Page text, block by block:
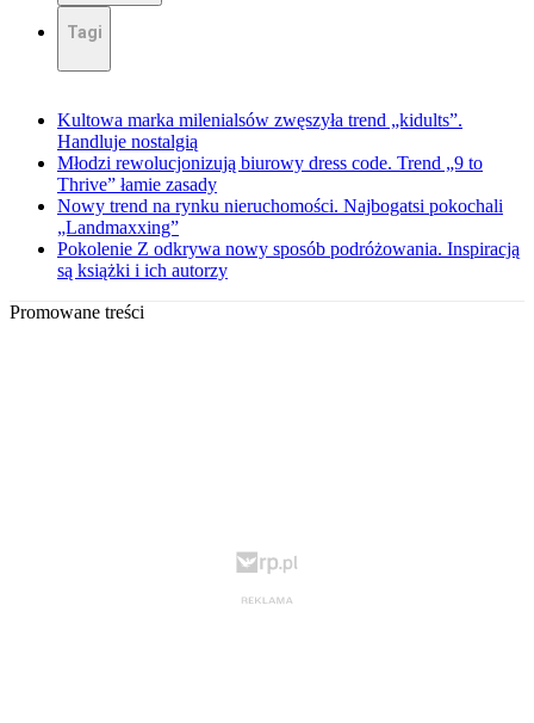
Tagi
Kultowa marka milenialsów zwęszyła trend „kidults”.
Handluje nostalgią
Młodzi rewolucjonizują biurowy dress code. Trend „9 to
Thrive” łamie zasady
Nowy trend na rynku nieruchomości. Najbogatsi pokochali
„Landmaxxing”
Pokolenie Z odkrywa nowy sposób podróżowania. Inspiracją
są książki i ich autorzy
Promowane treści